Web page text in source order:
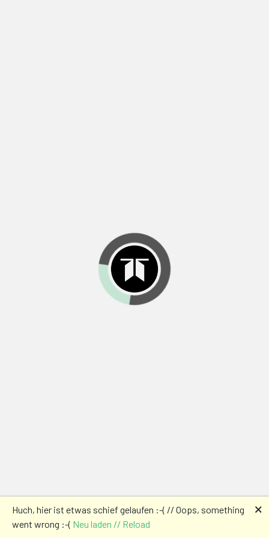
Huch, hier ist etwas schief gelaufen :-( // Oops, something
went wrong :-( Neu laden // Reload
🗙